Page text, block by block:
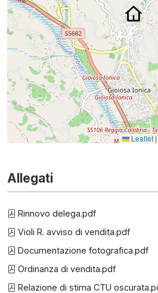
Leaflet|
Allegati
Rinnovo delega.pdf
Violi R. avviso di vendita.pdf
Documentazione fotografica.pdf
Ordinanza di vendita.pdf
Relazione di stima CTU